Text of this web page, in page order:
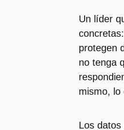
Un líder
protegen
no tenga
mismo, lo
Los